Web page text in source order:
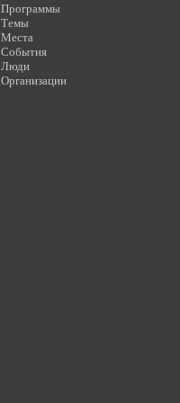
Программы
Темы
Места
События
Люди
Организации